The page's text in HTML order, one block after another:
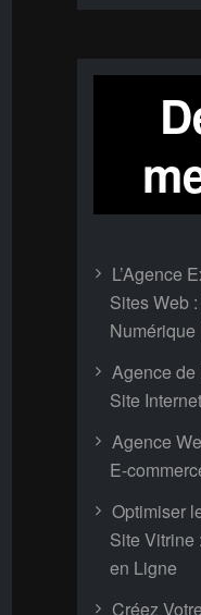
L’Agence
Sites Web
Numérique
Agence de
Site
Agence
E-
Optimiser
Site Vitrine
en Ligne
Créez